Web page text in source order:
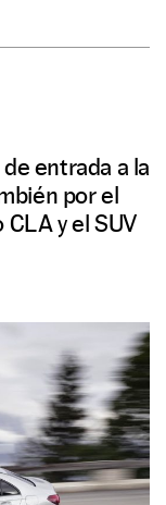
entrada a la
por el
y el SUV